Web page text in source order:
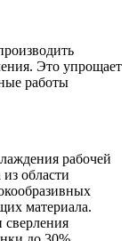
Это упрощает
работы
рабочей
области
материала.
сверления